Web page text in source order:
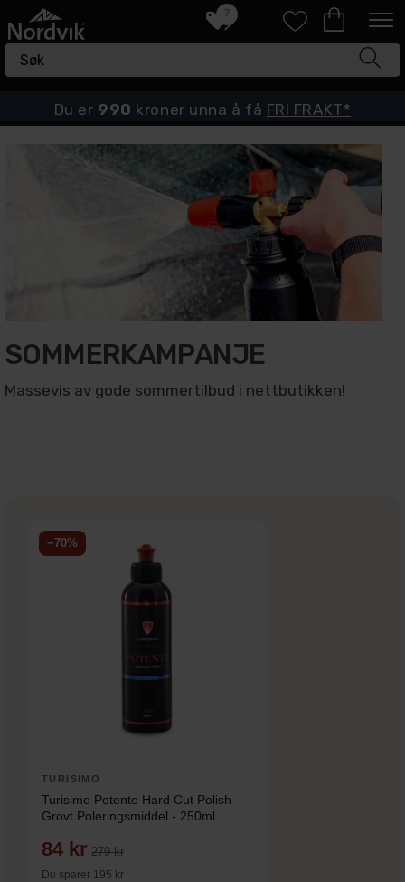
7
Du er 990 kroner unna å få FRI FRAKT*
SOMMERKAMPANJE
Massevis av gode sommertilbud i nettbutikken!
−70%
TURISIMO
Turisimo Potente Hard Cut Polish
Grovt Poleringsmiddel - 250ml
84 kr 279 kr
Du sparer 195 kr